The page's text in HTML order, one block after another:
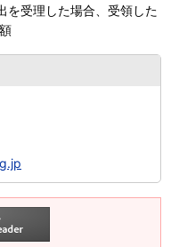
受理した場合、受領した